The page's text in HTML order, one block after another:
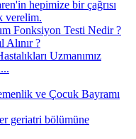
hepimize bir çağrısı
verelim.
Fonksiyon Testi Nedir ?
Alınır ?
Uzmanımız
ve Çocuk Bayramı
geriatri bölümüne